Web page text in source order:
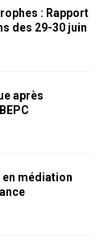
: Rapport
des 29-30 juin
après
médiation